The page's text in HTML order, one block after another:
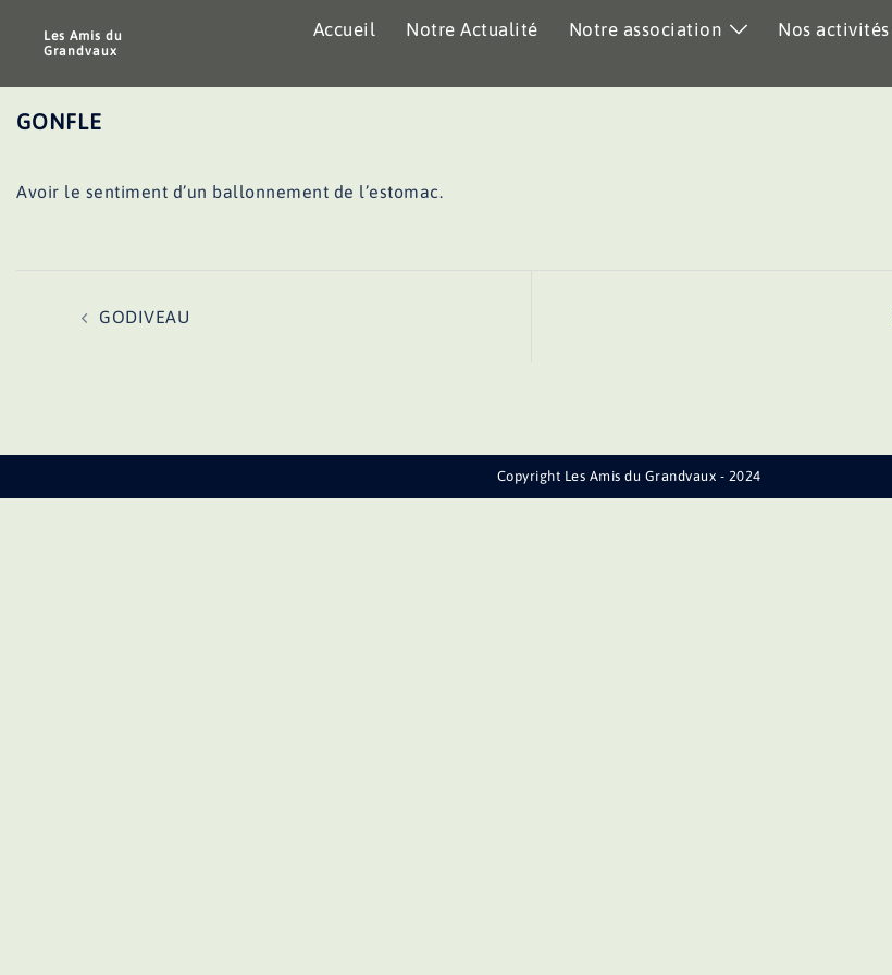
Les Amis du
Grandvaux
Accueil Notre Actualité Notre association Nos activités
GONFLE
Avoir le sentiment d’un ballonnement de l’estomac.
GODIVEAU
Copyright Les Amis du Grandvaux - 2024